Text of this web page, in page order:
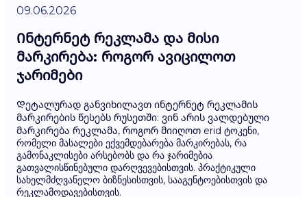
09.06.2026
Ინტერნეტ რეკლამა და მისი
მარკირება: როგორ ავიცილოთ
ჯარიმები
Დეტალურად განვიხილავთ ინტერნეტ რეკლამის
მარკირების წესებს რუსეთში: ვინ არის ვალდებული
მარკირება რეკლამა, როგორ მიიღოთ erid ტოკენი,
რომელი მასალები ექვემდებარება მარკირებას, რა
გამონაკლისები არსებობს და რა ჯარიმებია
გათვალისწინებული დარღვევებისთვის. პრაქტიკული
სახელმძღვანელო ბიზნესისთვის, სააგენტოებისთვის და
რეკლამოდავებისთვის.